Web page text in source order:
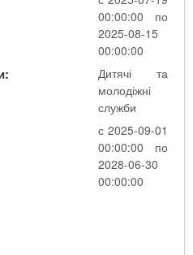
00:00:00 по
2025-08-15
00:00:00
Дитячі та
молодіжні
служби
с 2025-09-01
00:00:00 по
2028-06-30
00:00:00